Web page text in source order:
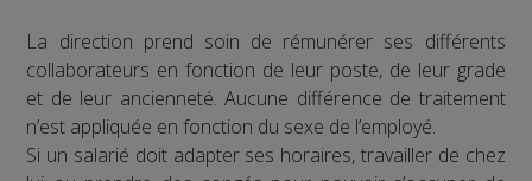
La direction prend soin de rémunérer ses différents
collaborateurs en fonction de leur poste, de leur grade
et de leur ancienneté. Aucune différence de traitement
n’est appliquée en fonction du sexe de l’employé.
Si un salarié doit adapter ses horaires, travailler de chez